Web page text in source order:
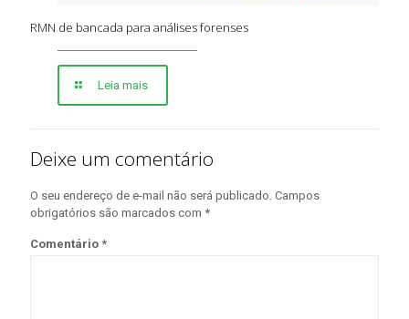
RMN de bancada para análises forenses
Leia mais
Deixe um comentário
O seu endereço de e-mail não será publicado. Campos
obrigatórios são marcados com *
Comentário *